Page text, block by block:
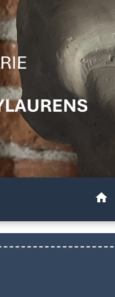
home